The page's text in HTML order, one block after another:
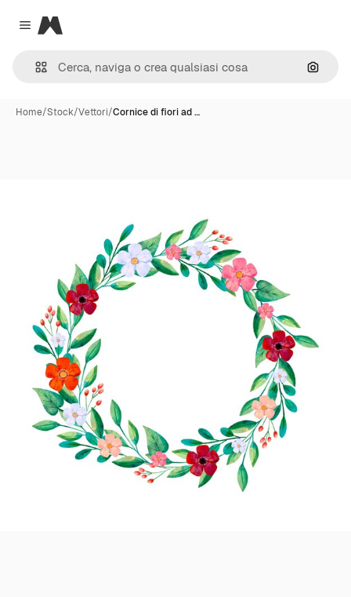
Close menu
Magnific
Cerca
Home/Stock/Vettori/Cornice di fiori ad …